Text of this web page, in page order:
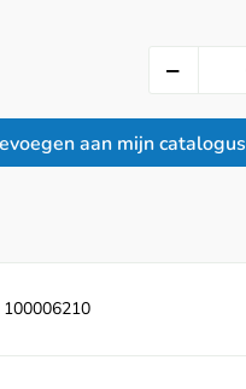
aan mijn catalogus
100006210